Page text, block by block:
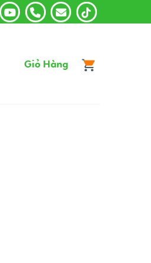
Giỏ Hàng